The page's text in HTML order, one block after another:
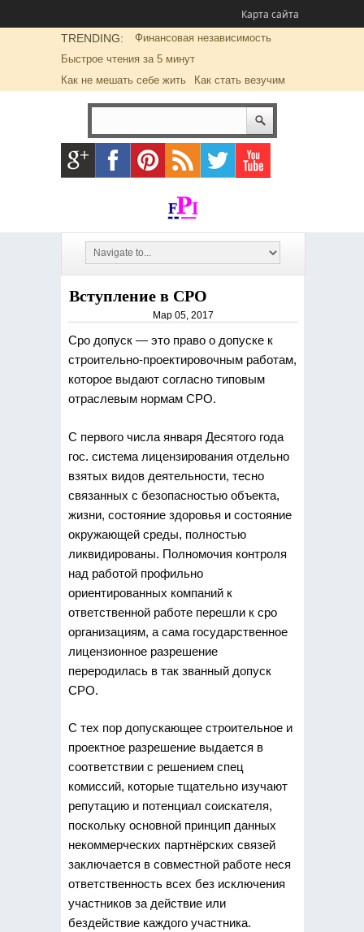
Карта сайта
TRENDING:
Финансовая независимость
Быстрое чтения за 5 минут
Как не мешать себе жить
Как стать везучим
Вступление в СРО
Мар 05, 2017
Сро допуск — это право о допуске к
строительно-проектировочным работам,
которое выдают согласнотиповым
отраслевым нормам СРО.
С первого числа января Десятого года
гос. система лицензирования отдельно
взятых видов деятельности, тесно
связанных с безопасностью объекта,
жизни, состояние здоровья и состояние
окружающей среды, полностью
ликвидированы. Полномочия контроля
над работой профильно
ориентированных компаний к
ответственной работе перешли к сро
организациям, а сама государственное
лицензионное разрешение
переродилась в так званный допуск
СРО.
С тех пор допускающее строительное и
проектное разрешение выдается в
соответствии с решением спец
комиссий, которые тщательно изучают
репутацию и потенциал соискателя,
поскольку основной принцип данных
некоммерческих партнёрских связей
заключается в совместной работе неся
ответственность всех без исключения
участников за действие или
бездействие каждого участника.